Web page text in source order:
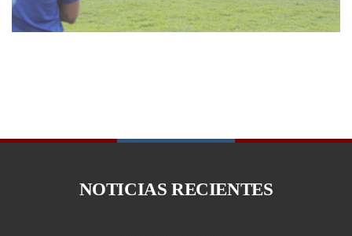
NOTICIAS RECIENTES